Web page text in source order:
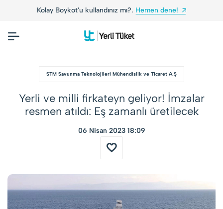
Hemen dene! Yerli Tüketiciler, Yerli
STM Savunma Teknolojileri Mühendislik ve Ticaret A.Ş
Yerli ve milli firkateyn geliyor! İmzalar
resmen atıldı: Eş zamanlı üretilecek
06 Nisan 2023 18:09